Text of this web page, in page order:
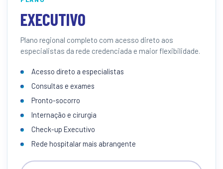
EXECUTIVO
Plano regional completo com acesso direto aos
especialistas da rede credenciada e maior flexibilidade.
Acesso direto a especialistas
Consultas e exames
Pronto-socorro
Internação e cirurgia
Check-up Executivo
Rede hospitalar mais abrangente